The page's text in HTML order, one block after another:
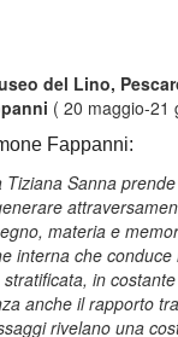
del Lino,
( 20 maggio-21
Fappanni:
Tiziana Sanna
materia e
interna che
in
anche il rapporto
rivelano una